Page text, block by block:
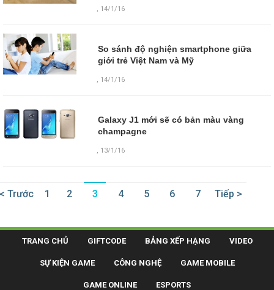
, 14/1/16
So sánh độ nghiện smartphone giữa
giới trẻ Việt Nam và Mỹ
, 14/1/16
Galaxy J1 mới sẽ có bản màu vàng
champagne
, 13/1/16
< Trước 1 2 3 4 5 6 7 Tiếp >
TRANG CHỦ GIFTCODE BẢNG XẾP HẠNG VIDEO
SỰ KIỆN GAME CÔNG NGHỆ GAME MOBILE
GAME ONLINE ESPORTS